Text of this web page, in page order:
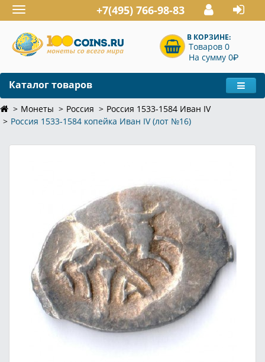
Toggle
navigation
+7(495) 766-98-83
В КОРЗИНЕ:
Товаров 0
На сумму 0P
Каталог товаров
Монеты Россия
Россия 1533-1584 Иван IV
Россия 1533-1584 копейка Иван IV (лот №16)